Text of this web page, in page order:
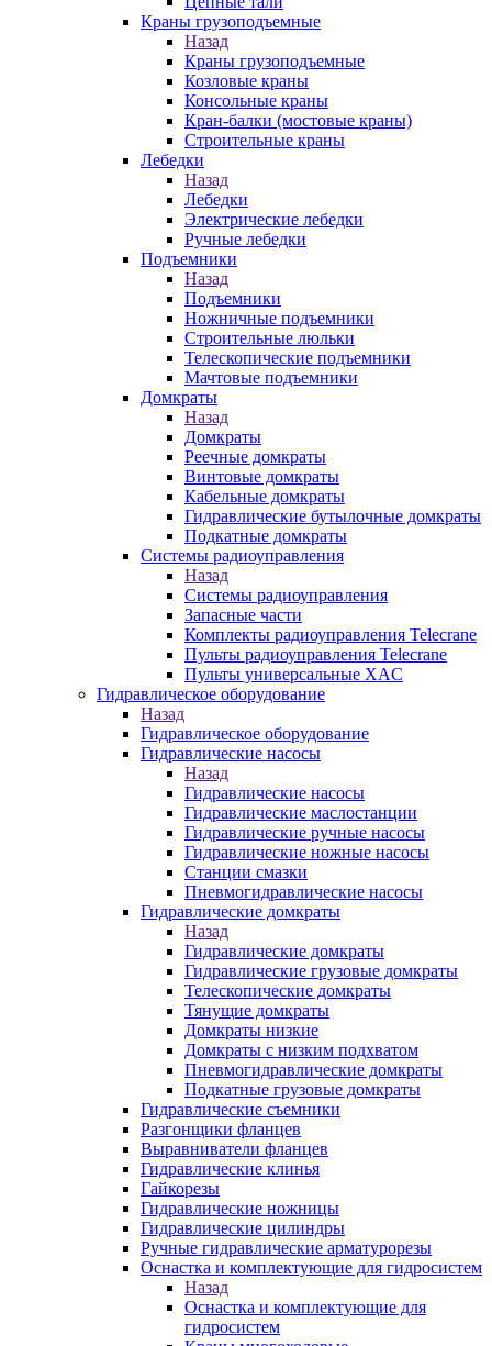
Краны грузоподъемные
Назад
Краны грузоподъемные
Козловые краны
Консольные краны
Кран-балки (мостовые краны)
Строительные краны
Лебедки
Назад
Лебедки
Электрические лебедки
Ручные лебедки
Подъемники
Назад
Подъемники
Ножничные подъемники
Строительные люльки
Телескопические подъемники
Мачтовые подъемники
Домкраты
Назад
Домкраты
Реечные домкраты
Винтовые домкраты
Кабельные домкраты
Гидравлические бутылочные домкраты
Подкатные домкраты
Системы радиоуправления
Назад
Системы радиоуправления
Запасные части
Комплекты радиоуправления Telecrane
Пульты радиоуправления Telecrane
Пульты универсальные XAC
Гидравлическое оборудование
Назад
Гидравлическое оборудование
Гидравлические насосы
Назад
Гидравлические насосы
Гидравлические маслостанции
Гидравлические ручные насосы
Гидравлические ножные насосы
Станции смазки
Пневмогидравлические насосы
Гидравлические домкраты
Назад
Гидравлические домкраты
Гидравлические грузовые домкраты
Телескопические домкраты
Тянущие домкраты
Домкраты низкие
Домкраты с низким подхватом
Пневмогидравлические домкраты
Подкатные грузовые домкраты
Гидравлические съемники
Разгонщики фланцев
Выравниватели фланцев
Гидравлические клинья
Гайкорезы
Гидравлические ножницы
Гидравлические цилиндры
Ручные гидравлические арматурорезы
Оснастка и комплектующие для гидросистем
Назад
Оснастка и комплектующие для
гидросистем